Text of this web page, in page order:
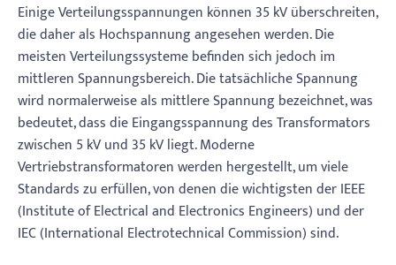
Einige Verteilungsspannungen können 35 kV überschreiten,
die daher als Hochspannung angesehen werden. Die
meisten Verteilungssysteme befinden sich jedoch im
mittleren Spannungsbereich. Die tatsächliche Spannung
wird normalerweise als mittlere Spannung bezeichnet, was
bedeutet, dass die Eingangsspannung des Transformators
zwischen 5 kV und 35 kV liegt. Moderne
Vertriebstransformatoren werden hergestellt, um viele
Standards zu erfüllen, von denen die wichtigsten der IEEE
(Institute of Electrical and Electronics Engineers) und der
IEC (International Electrotechnical Commission) sind.